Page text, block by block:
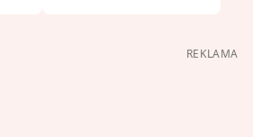
REKLAMA